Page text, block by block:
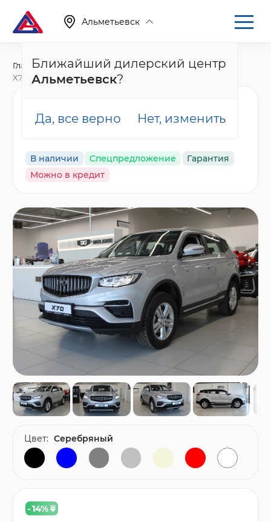
Альметьевск
Ближайший дилерский центр
Альметьевск?
Да, все верно Нет, изменить
Главная Каталог
Новые автомобили
X70, I Рестайлинг
Belgee X70 Актив,
серебряный
В наличии Спецпредложение
Гарантия
Можно в кредит
- 14%
Цвет: Серебряный